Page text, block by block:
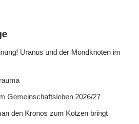
Uranus und der Mondknoten im
Gemeinschaftsleben 2026/27
den Kronos zum Kotzen bringt